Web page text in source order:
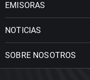
EMISORAS
NOTICIAS
SOBRE NOSOTROS